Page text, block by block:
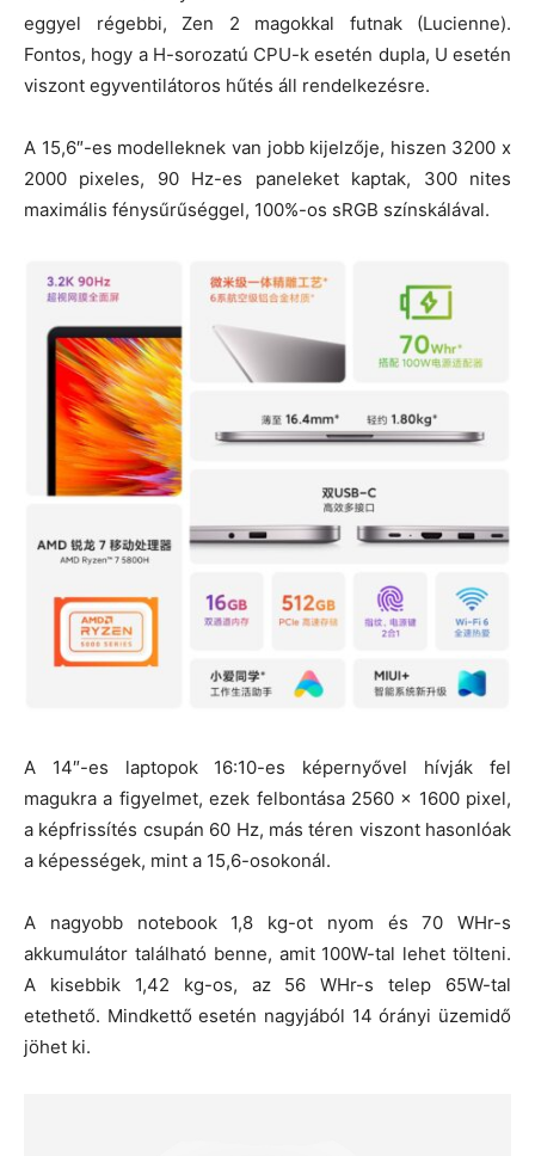
eggyel régebbi, Zen 2 magokkal futnak (Lucienne).
Fontos, hogy a H-sorozatú CPU-k esetén dupla, U esetén
viszont egyventilátoros hűtés áll rendelkezésre.
A 15,6″-es modelleknek van jobb kijelzője, hiszen 3200 x
2000 pixeles, 90 Hz-es paneleket kaptak, 300 nites
maximális fénysűrűséggel, 100%-os sRGB színskálával.
A 14″-es laptopok 16:10-es képernyővel hívják fel
magukra a figyelmet, ezek felbontása 2560 x 1600 pixel,
a képfrissítés csupán 60 Hz, más téren viszont hasonlóak
a képességek, mint a 15,6-osokonál.
A nagyobb notebook 1,8 kg-ot nyom és 70 WHr-s
akkumulátor található benne, amit 100W-tal lehet tölteni.
A kisebbik 1,42 kg-os, az 56 WHr-s telep 65W-tal
etethető. Mindkettő esetén nagyjából 14 órányi üzemidő
jöhet ki.